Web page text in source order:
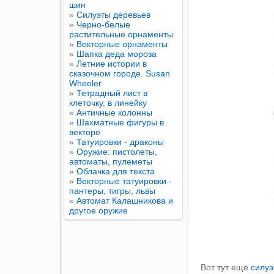
шин
» Силуэты деревьев
» Черно-белые
растительные орнаменты
» Векторные орнаменты
» Шапка деда мороза
» Летние истории в
сказочном городе. Susan
Wheeler
» Тетрадный лист в
клеточку, в линейку
» Античные колонны
» Шахматные фигуры в
векторе
» Татуировки - драконы
» Оружие: пистолеты,
автоматы, пулеметы
» Облачка для текста
» Векторные татуировки -
пантеры, тигры, львы
» Автомат Калашникова и
другое оружие
Вот тут ещё